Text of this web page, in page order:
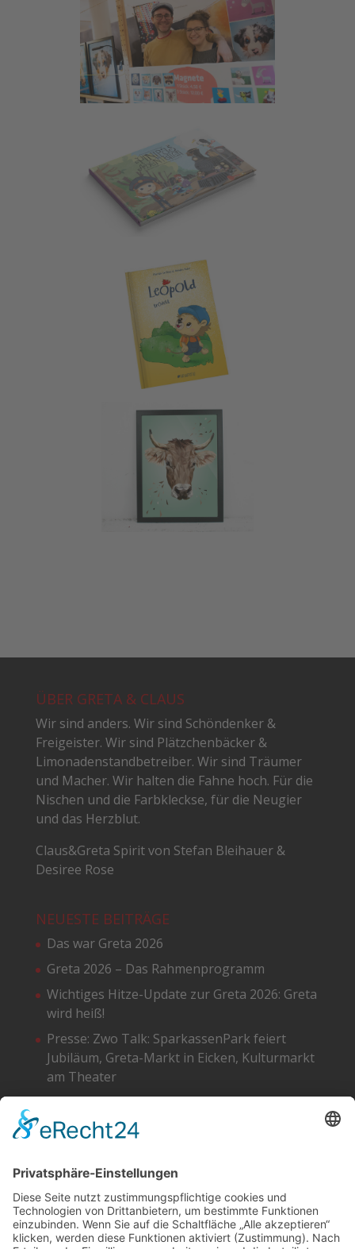
ÜBER GRETA & CLAUS
Wir sind anders. Wir sind Schöndenker &
Freigeister. Wir sind Plätzchenbäcker &
Limonadenstandbetreiber. Wir sind Träumer
und Macher. Wir halten die Fahne hoch. Für die
Nischen und die Farbkleckse, für die Neugier
und das Herzblut.
Claus&Greta Spirit von Stefan Bleihauer &
Desiree Rose
NEUESTE BEITRÄGE
Das war Greta 2026
Greta 2026 – Das Rahmenprogramm
Wichtiges Hitze-Update zur Greta 2026: Greta
wird heiß!
Presse: Zwo Talk: SparkassenPark feiert
Jubiläum, Greta-Markt in Eicken, Kulturmarkt
am Theater
Greta 2026 – Die Standpläne
Facebook
Instagram
SoundCloud
Cookie-Einstellungen